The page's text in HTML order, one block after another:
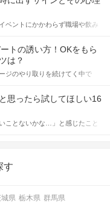
ベントにかかわらず職場や飲み
れます。 これから恋人作りを本
女性が異性を求めて出すサイン
に移せるかどうかが重要。 この
い時に出すサインとその心理を
かをご紹介していきます。
トの誘い方！OKをもら
は？
ジのやり取りを続けてく中で
いの？」とお困りの男性もいら
そこで今回は、男性から女性へ
ツをご紹介します。例文も混じ
にしてください。
思ったら試してほしい16
ことないかな…」と感じたこと
た♪ いままさに楽しいことを探し
す
県 栃木県 群馬県